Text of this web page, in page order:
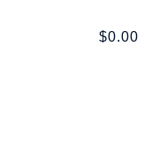
$0.00